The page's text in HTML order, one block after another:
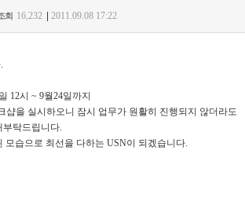
회 16,232 2011.09.08 17:22
12시 ~ 9월24일까지
샵을 실시하오니 잠시 업무가 원활히 진행되지 않더라도
부탁드립니다.
모습으로 최선을 다하는 USN이 되겠습니다.